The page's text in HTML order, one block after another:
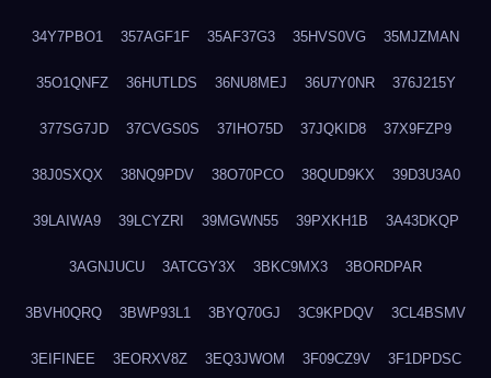
34Y7PBO1 357AGF1F 35AF37G3 35HVS0VG 35MJZMAN
35O1QNFZ 36HUTLDS 36NU8MEJ 36U7Y0NR 376J215Y
377SG7JD 37CVGS0S 37IHO75D 37JQKID8 37X9FZP9
38J0SXQX 38NQ9PDV 38O70PCO 38QUD9KX 39D3U3A0
39LAIWA9 39LCYZRI 39MGWN55 39PXKH1B 3A43DKQP
3AGNJUCU 3ATCGY3X 3BKC9MX3 3BORDPAR
3BVH0QRQ 3BWP93L1 3BYQ70GJ 3C9KPDQV 3CL4BSMV
3EIFINEE 3EORXV8Z 3EQ3JWOM 3F09CZ9V 3F1DPDSC